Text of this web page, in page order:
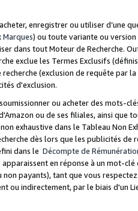
enregistrer ou utiliser d’une
Marques) ou toute variante ou
dans tout Moteur de Recherche.
exclue les Termes Exclusifs
(exclusion de requête
d'exclusion.
ou acheter des mots-
ou de ses filiales, ainsi que
exhaustive dans le Tableau Non
dès lors que les publicités de
dans le Décompte de
en réponse à un mot-
payants), tant que vous
ou indirectement, par le biais d'un